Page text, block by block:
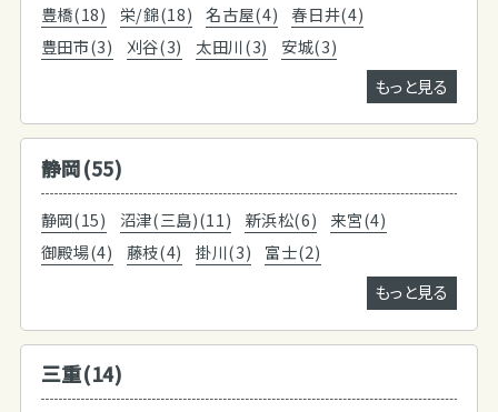
豊橋(18) 栄/錦(18) 名古屋(4)
春日井(4)
豊田市(3)
刈谷(3) 太田川(3)
安城(3)
もっと見る
静岡(55)
静岡(15) 沼津(三島)(11) 新浜松(6)
来宮(4)
御殿場(4)
藤枝(4) 掛川(3)
富士(2)
もっと見る
三重(14)